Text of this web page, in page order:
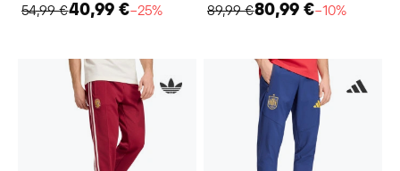
54,99 €40,99 €−25%
89,99 €80,99 €−10%